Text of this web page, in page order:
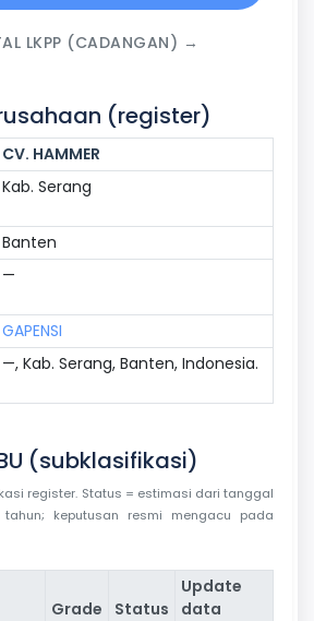
LKPP (CADANGAN) →
(register)
CV. HAMMER
Kab. Serang
Banten
—
GAPENSI
—, Kab. Serang, Banten, Indonesia.
(subklasifikasi)
register. Status = estimasi dari tanggal
keputusan resmi mengacu pada
Grade Status
Update
data